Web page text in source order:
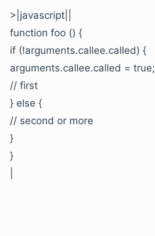
>|javascript||
function foo () {
if (!arguments.callee.called) {
arguments.callee.called = true;
// first
} else {
// second or more
}
}